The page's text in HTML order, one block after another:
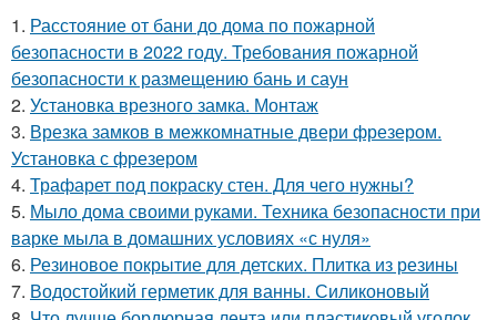
1. Расстояние от бани до дома по пожарной
безопасности в 2022 году. Требования пожарной
безопасности к размещению бань и саун
2. Установка врезного замка. Монтаж
3. Врезка замков в межкомнатные двери фрезером.
Установка с фрезером
4. Трафарет под покраску стен. Для чего нужны?
5. Мыло дома своими руками. Техника безопасности при
варке мыла в домашних условиях «с нуля»
6. Резиновое покрытие для детских. Плитка из резины
7. Водостойкий герметик для ванны. Силиконовый